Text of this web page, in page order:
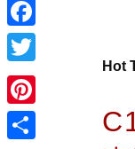
Facebook
Twitter
Pinterest
Hot